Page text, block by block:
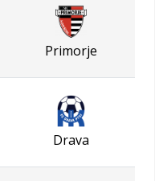
Primorje
Drava